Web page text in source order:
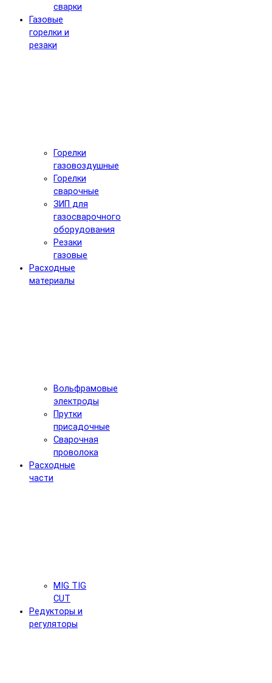
сварки
Газовые
горелки и
резаки
Горелки
газовоздушные
Горелки
сварочные
ЗИП для
газосварочного
оборудования
Резаки
газовые
Расходные
материалы
Вольфрамовые
электроды
Прутки
присадочные
Сварочная
проволока
Расходные
части
MIG TIG
CUT
Редукторы и
регуляторы